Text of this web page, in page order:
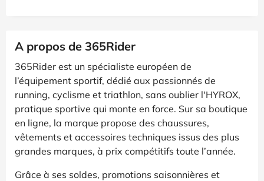
A propos de 365Rider
365Rider est un spécialiste européen de
l’équipement sportif, dédié aux passionnés de
running, cyclisme et triathlon, sans oublier l'HYROX,
pratique sportive qui monte en force. Sur sa boutique
en ligne, la marque propose des chaussures,
vêtements et accessoires techniques issus des plus
grandes marques, à prix compétitifs toute l’année.
Grâce à ses soldes, promotions saisonnières et